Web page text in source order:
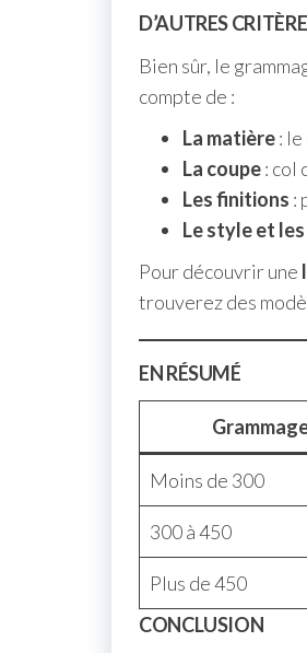
D’AUTRES
Bien sûr, le
compte de :
La matière:
La coupe: col
Les finitions :
Le style et
Pour découvrir une
trouverez des
EN RÉSUMÉ
Moins de 300
300 à 450
Plus de 450
CONCLUSION